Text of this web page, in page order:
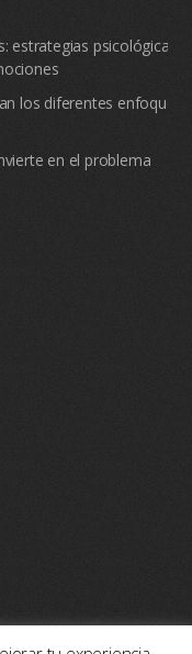
estrategias psicológicas
los diferentes enfoques
en el problema